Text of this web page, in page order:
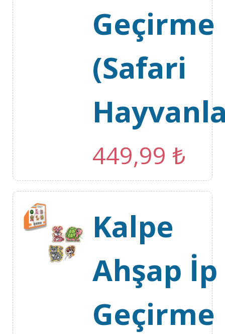
Geçirme
(Safari
449,99 ₺
Kalpe
Ahşap İp
Geçirme